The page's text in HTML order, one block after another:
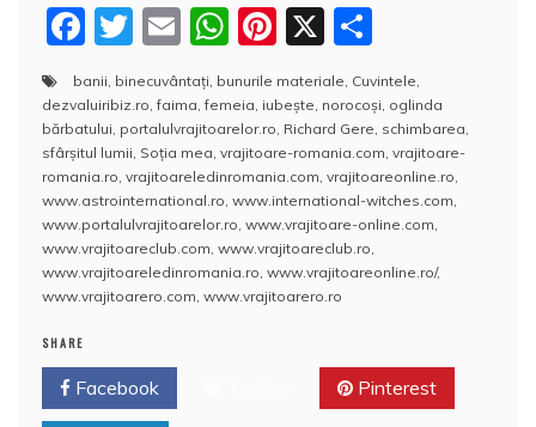
F
a
c
e
b
o
o
k
T
itt
er
E
m
ai
l
W
at
s
A
p
p
Pi
nt
er
e
st
X
a
rt
aj
e
a
z
ă
banii binecuvântaţi bunurile materiale Cuvintele
dezvaluiribiz.ro ,faima ,femeia iubește norocoşi oglinda
bărbatului portalulvrajitoarelor.ro Richard Gere schimbarea
sfârşitul lumii Soţia mea vrajitoare-romania.com vrajitoare-
romania.ro vrajitoareledinromania.com vrajitoareonline.ro
www.astrointernational.ro www.international-witches.com
www.portalulvrajitoarelor.ro www.vrajitoare-online.com
www.vrajitoareclub.com www.vrajitoareclub.ro
www.vrajitoareledinromania.ro www.vrajitoareonline.ro/,
www.vrajitoarero.com www.vrajitoarero.ro
SHARE
Facebook Pinterest